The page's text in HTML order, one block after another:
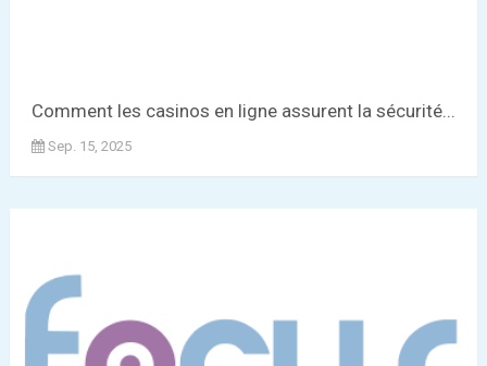
Comment les casinos en ligne assurent la sécurité...
Sep. 15, 2025